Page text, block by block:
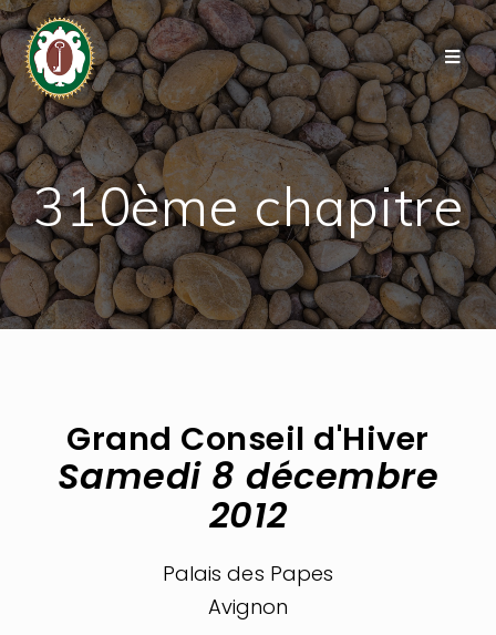
310ème chapitre
Grand Conseil d'Hiver
Samedi 8 décembre
2012
Palais des Papes
Avignon